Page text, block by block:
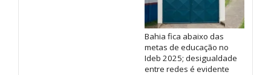
Bahia fica abaixo das
metas de educação no
Ideb 2025; desigualdade
entre redes é evidente